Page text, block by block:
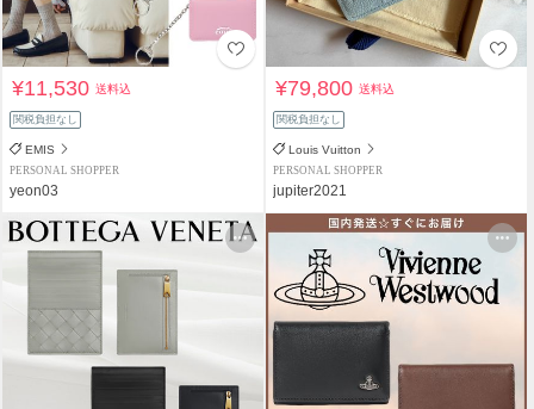
¥11,530送料込
関税負担なし
EMIS
PERSONAL SHOPPER
yeon03
¥79,800送料込
関税負担なし
Louis Vuitton
PERSONAL SHOPPER
jupiter2021